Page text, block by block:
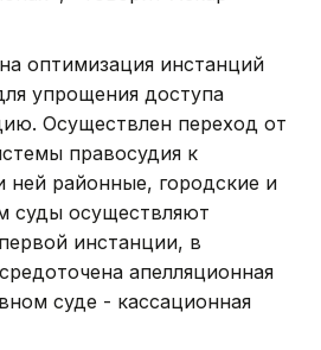
оптимизация инстанций
упрощения доступа
Осуществлен переход от
правосудия к
ней районные, городские и
суды осуществляют
инстанции, в
апелляционная
суде - кассационная